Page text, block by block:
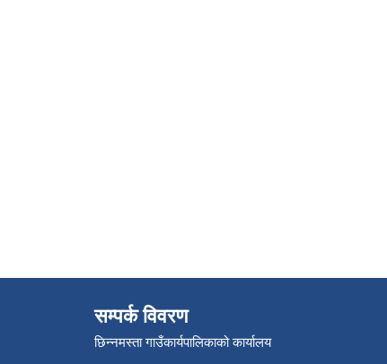
सम्पर्क विवरण
छिन्नमस्ता गाउँकार्यपालिकाको कार्यालय